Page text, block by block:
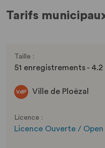
Tarifs
Taille :
51 enregistrements - 4.2
Ville de Ploëzal
Licence :
Licence Ouverte /